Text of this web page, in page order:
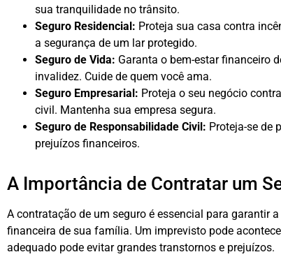
sua tranquilidade no trânsito.
Seguro Residencial: Proteja sua casa contra
a segurança de um lar protegido.
Seguro de Vida: Garanta o bem-estar financeiro
invalidez. Cuide de quem você ama.
Seguro Empresarial: Proteja o seu negócio
civil. Mantenha sua empresa segura.
Seguro de Responsabilidade Civil: Proteja-se de
prejuízos financeiros.
A Importância de Contratar um
A contratação de um seguro é essencial para garantir
financeira de sua família. Um imprevisto pode
adequado pode evitar grandes transtornos e prejuízos.